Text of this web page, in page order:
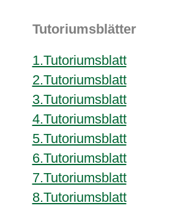
Tutoriumsblätter
1.Tutoriumsblatt
2.Tutoriumsblatt
3.Tutoriumsblatt
4.Tutoriumsblatt
5.Tutoriumsblatt
6.Tutoriumsblatt
7.Tutoriumsblatt
8.Tutoriumsblatt